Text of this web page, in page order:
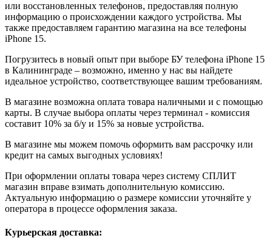
или восстановленных телефонов, предоставляя полную
информацию о происхождении каждого устройства. Мы
также предоставляем гарантию магазина на все телефоны
iPhone 15.
Погрузитесь в новый опыт при выборе БУ телефона iPhone 15
в Калининграде – возможно, именно у нас вы найдете
идеальное устройство, соответствующее вашим требованиям.
В магазине возможна оплата товара наличными и с помощью
карты. В случае выбора оплаты через терминал - комиссия
составит 10% за б/у и 15% за новые устройства.
В магазине мы можем помочь оформить вам рассрочку или
кредит на самых выгодных условиях!
При оформлении оплаты товара через систему СПЛИТ
магазин вправе взимать дополнительную комиссию.
Актуальную информацию о размере комиссии уточняйте у
оператора в процессе оформления заказа.
Курьерская доставка: